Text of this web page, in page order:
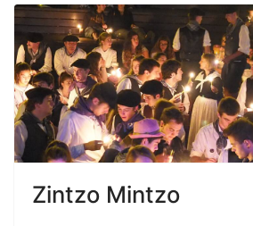
Zintzo Mintzo